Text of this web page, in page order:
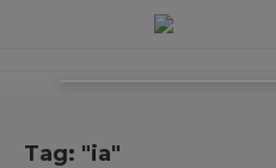
Tag: "ia"